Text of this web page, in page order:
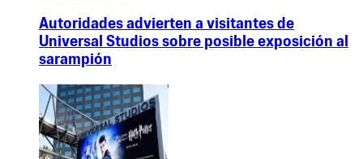
Autoridades advierten a visitantes de
Universal Studios sobre posible exposición al
sarampión